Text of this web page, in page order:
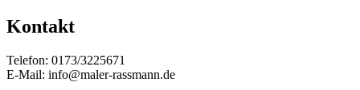
Kontakt
Telefon: 0173/3225671
E-Mail: info@maler-rassmann.de